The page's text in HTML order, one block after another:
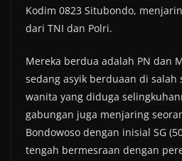
Kodim 0823 Situbondo,
dari TNI dan Polri.
Mereka berdua adalah PN dan
sedang asyik berduaan di salah
wanita yang diduga
gabungan juga menjaring
Bondowoso dengan inisial SG
tengah bermesraan dengan